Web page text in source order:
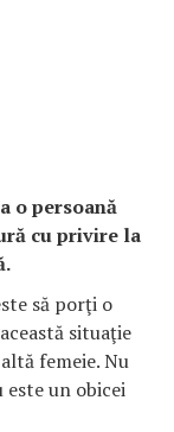
o persoană
cu privire la
să porţi o
situaţie
femeie. Nu
este un obicei